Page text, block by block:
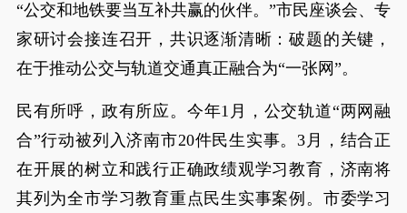
“公交和地铁要当互补共赢的伙伴。”市民座谈会、专
家研讨会接连召开，共识逐渐清晰：破题的关键，
在于推动公交与轨道交通真正融合为“一张网”。
民有所呼，政有所应。今年1月，公交轨道“两网融
合”行动被列入济南市20件民生实事。3月，结合正
在开展的树立和践行正确政绩观学习教育，济南将
其列为全市学习教育重点民生实事案例。市委学习